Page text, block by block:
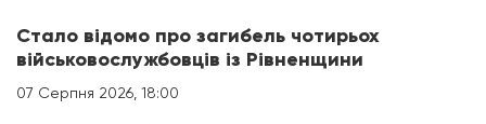
Стало відомо про загибель чотирьох
військовослужбовців із Рівненщини
07 Серпня 2026, 18:00